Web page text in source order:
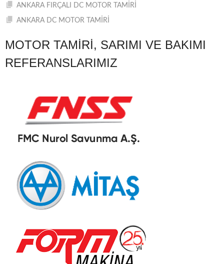
ANKARA FIRÇALI DC MOTOR TAMİRİ
ANKARA DC MOTOR TAMİRİ
MOTOR TAMIRI, SARIMI VE BAKIMI
REFERANSLARIMIZ